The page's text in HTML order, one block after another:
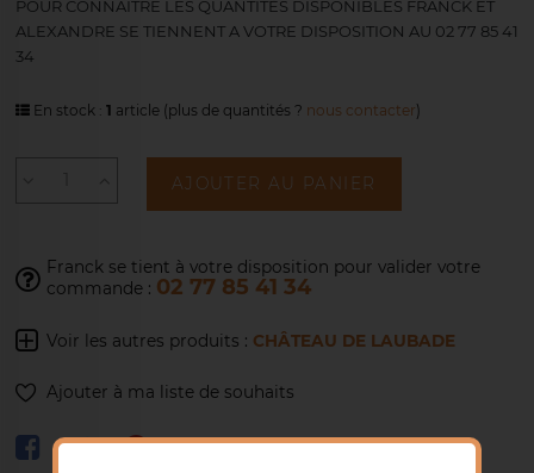
POUR CONNAITRE LES QUANTITÉS DISPONIBLES FRANCK ET
ALEXANDRE SE TIENNENT A VOTRE DISPOSITION AU 02 77 85 41
34
En stock : 1 article(plus de quantités ? nous contacter)
AJOUTER AU PANIER
Franck se tient à votre disposition pour valider votre
commande : 02 77 85 41 34
Voir les autres produits : CHÂTEAU DE LAUBADE
Ajouter à ma liste de souhaits